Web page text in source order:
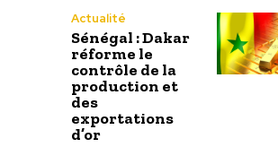
Actualité
Sénégal : Dakar
réforme le
contrôle de la
production et
des
exportations
d’or